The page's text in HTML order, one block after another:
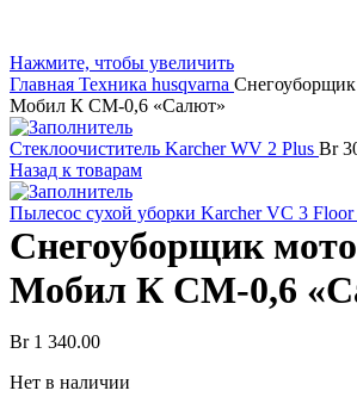
Нажмите, чтобы увеличить
Главная Техника husqvarna
Мобил К СМ-0,6 «Салют»
Стеклоочиститель Karcher WV 2 Plus Br
Назад к товарам
Пылесос сухой уборки Karcher VC 3
Снегоуборщик
Мобил К СМ-0,6
Br1 340.00
Нет в наличии